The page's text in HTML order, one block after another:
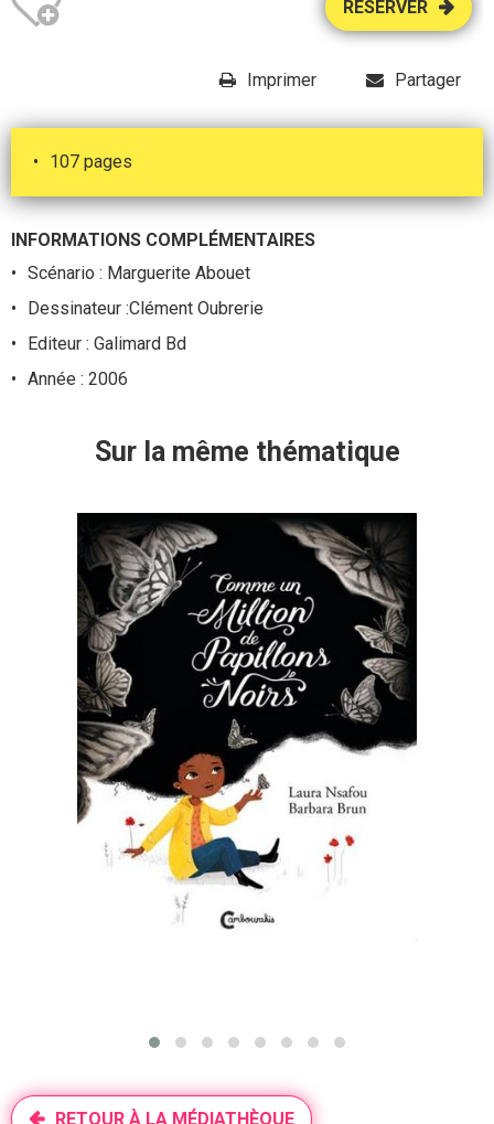
RÉSERVER
Imprimer Partager
107 pages
INFORMATIONS COMPLÉMENTAIRES
Scénario : Marguerite Abouet
Dessinateur :Clément Oubrerie
Editeur : Galimard Bd
Année : 2006
Sur la même thématique
RETOUR À LA MÉDIATHÈQUE